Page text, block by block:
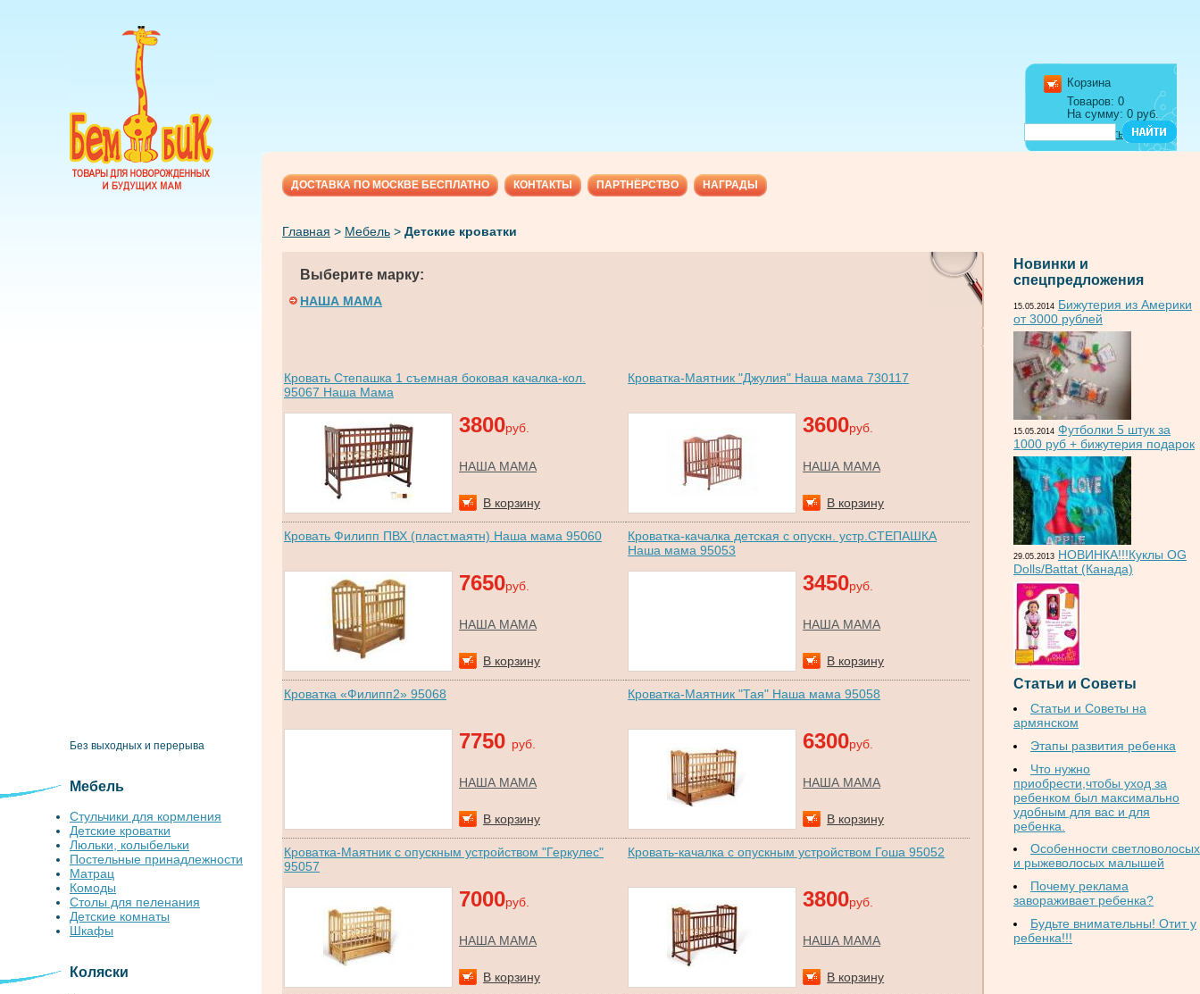
Корзина
Товаров: 0
На сумму: 0 руб.
Оформить заказ
ДОСТАВКА ПО МОСКВЕ БЕСПЛАТНО КОНТАКТЫ ПАРТНЁРСТВО НАГРАДЫ
Главная > Мебель > Детские кроватки
Выберите марку:
НАША МАМА
Кровать Степашка 1 съемная боковая качалка-кол.
95067 Наша Мама
3800руб.
НАША МАМА
В корзину
Кроватка-Маятник "Джулия" Наша мама 730117
3600руб.
НАША МАМА
В корзину
Кровать Филипп ПВХ (пласт.маятн) Наша мама 95060
7650руб.
НАША МАМА
В корзину
Кроватка-качалка детская с опускн. устр.СТЕПАШКА
Наша мама 95053
3450руб.
НАША МАМА
В корзину
Кроватка «Филипп2» 95068
7750 руб.
НАША МАМА
В корзину
Кроватка-Маятник "Тая" Наша мама 95058
6300руб.
НАША МАМА
В корзину
Кроватка-Маятник с опускным устройством "Геркулес"
95057
7000руб.
НАША МАМА
В корзину
Кровать-качалка с опускным устройством Гоша 95052
3800руб.
НАША МАМА
В корзину
Новинки и
спецпредложения
15.05.2014 Бижутерия из Америки
от 3000 рублей
15.05.2014 Футболки 5 штук за
1000 руб + бижутерия подарок
29.05.2013 НОВИНКА!!!Куклы OG
Dolls/Battat (Канада)
Статьи и Советы
Статьи и Советы на
армянском
Этапы развития ребенка
Что нужно
приобрести,чтобы уход за
ребенком был максимально
удобным для вас и для
ребенка.
Особенности светловолосых
и рыжеволосых малышей
Почему реклама
завораживает ребенка?
Будьте внимательны! Отит у
ребенка!!!
Без выходных и перерыва
Мебель
Стульчики для кормления
Детские кроватки
Люльки, колыбельки
Постельные принадлежности
Матрац
Комоды
Столы для пеленания
Детские комнаты
Шкафы
Коляски